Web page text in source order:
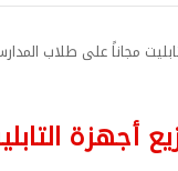
مجاناً على طلاب
أجهزة